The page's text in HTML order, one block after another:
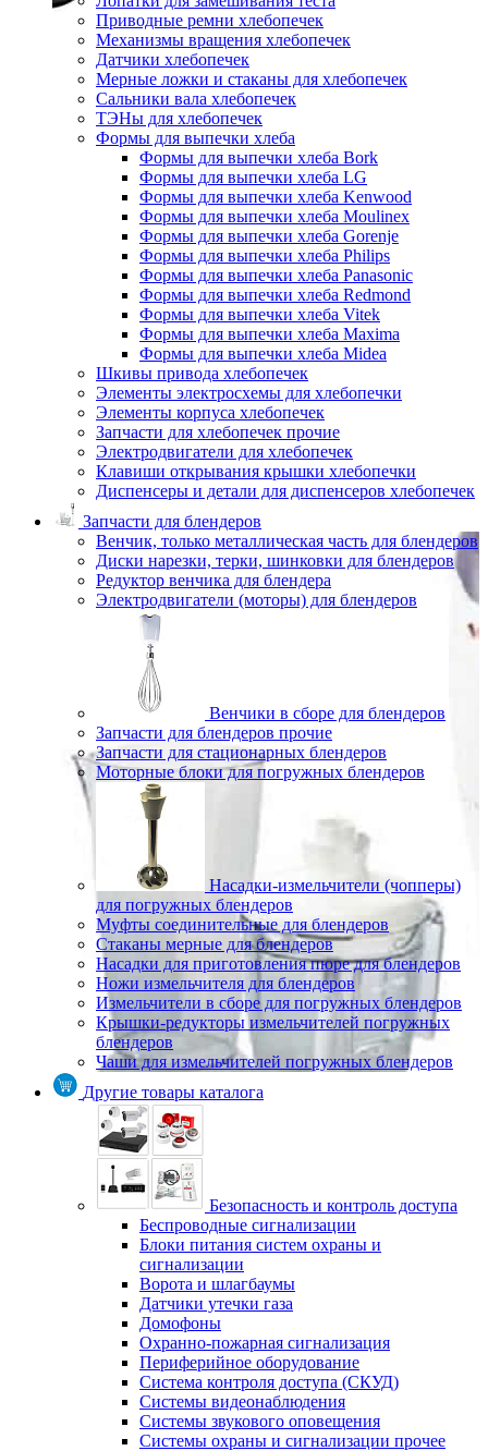
Приводные ремни хлебопечек
Механизмы вращения хлебопечек
Датчики хлебопечек
Мерные ложки и стаканы для хлебопечек
Сальники вала хлебопечек
ТЭНы для хлебопечек
Формы для выпечки хлеба
Формы для выпечки хлеба Bork
Формы для выпечки хлеба LG
Формы для выпечки хлеба Kenwood
Формы для выпечки хлеба Moulinex
Формы для выпечки хлеба Gorenje
Формы для выпечки хлеба Philips
Формы для выпечки хлеба Panasonic
Формы для выпечки хлеба Redmond
Формы для выпечки хлеба Vitek
Формы для выпечки хлеба Maxima
Формы для выпечки хлеба Midea
Шкивы привода хлебопечек
Элементы электросхемы для хлебопечки
Элементы корпуса хлебопечек
Запчасти для хлебопечек прочие
Электродвигатели для хлебопечек
Клавиши открывания крышки хлебопечки
Диспенсеры и детали для диспенсеров хлебопечек
Запчасти для блендеров
Венчик, только металлическая часть для блендеров
Диски нарезки, терки, шинковки для блендеров
Редуктор венчика для блендера
Электродвигатели (моторы) для блендеров
Венчики в сборе для блендеров
Запчасти для блендеров прочие
Запчасти для стационарных блендеров
Моторные блоки для погружных блендеров
Насадки-измельчители (чопперы)
для погружных блендеров
Муфты соединительные для блендеров
Стаканы мерные для блендеров
Насадки для приготовления пюре для блендеров
Ножи измельчителя для блендеров
Измельчители в сборе для погружных блендеров
Крышки-редукторы измельчителей погружных
блендеров
Чаши для измельчителей погружных блендеров
Другие товары каталога
Безопасность и контроль доступа
Беспроводные сигнализации
Блоки питания систем охраны и
сигнализации
Ворота и шлагбаумы
Датчики утечки газа
Домофоны
Охранно-пожарная сигнализация
Периферийное оборудование
Система контроля доступа (СКУД)
Системы видеонаблюдения
Системы звукового оповещения
Системы охраны и сигнализации прочее